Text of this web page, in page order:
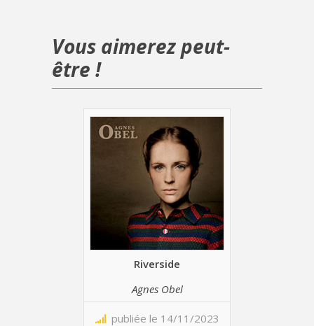
Vous aimerez peut-
être !
Riverside
Agnes Obel
publiée le 14/11/2023